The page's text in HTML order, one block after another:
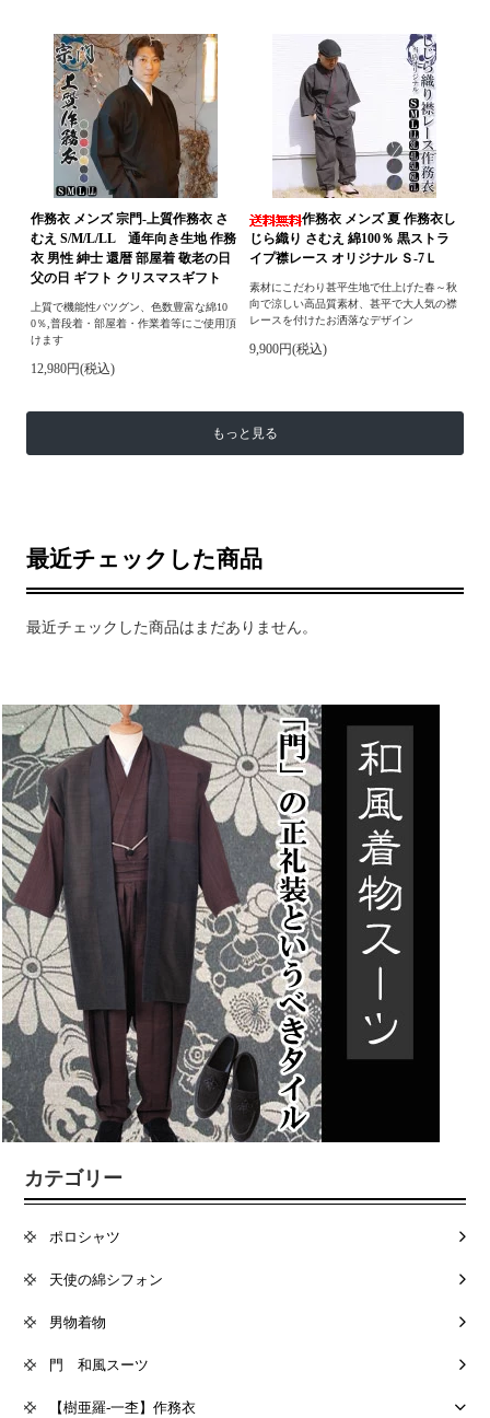
作務衣 メンズ 宗門-上質作務衣 さ
むえ S/M/L/LL 通年向き生地 作務
衣 男性 紳士 還暦 部屋着 敬老の日
父の日 ギフト クリスマスギフト
上質で機能性バツグン、色数豊富な綿10
0％,普段着・部屋着・作業着等にご使用頂
けます
12,980円(税込)
作務衣 メンズ 夏 作務衣し
じら織り さむえ 綿100％ 黒ストラ
イプ襟レース オリジナル Ｓ-7Ｌ
素材にこだわり甚平生地で仕上げた春～秋
向で涼しい高品質素材、甚平で大人気の襟
レースを付けたお洒落なデザイン
9,900円(税込)
もっと見る
最近チェックした商品
最近チェックした商品はまだありません。
カテゴリー
ポロシャツ
天使の綿シフォン
男物着物
門 和風スーツ
【樹亜羅-一杢】作務衣